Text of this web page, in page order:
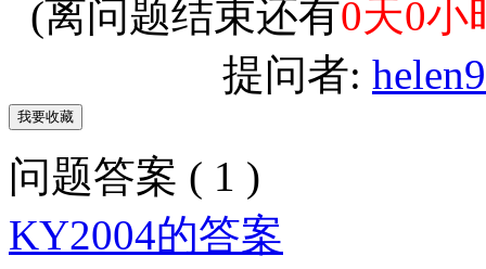
(离问题结束还有0天0小
提问者:
问题答案 ( 1 )
KY2004的答案